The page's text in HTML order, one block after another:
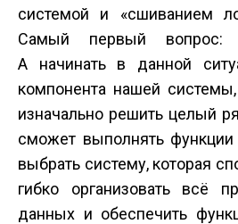
системой и «сшиванием
Самый первый вопрос:
А начинать в данной
компонента нашей
изначально решить целый
сможет выполнять
выбрать систему, которая
гибко организовать всё
данных и обеспечить